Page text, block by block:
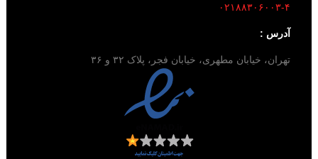
۰۲۱۸۸۳۰۶۰۰۳-۴
آدرس :
تهران، خیابان مطهری، خیابان فجر، پلاک ۳۲ و ۳۶